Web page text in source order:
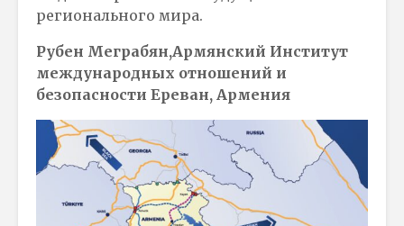
регионального мира.
Рубен Меграбян,Армянский Институт
международных отношений и
безопасности Ереван, Армения